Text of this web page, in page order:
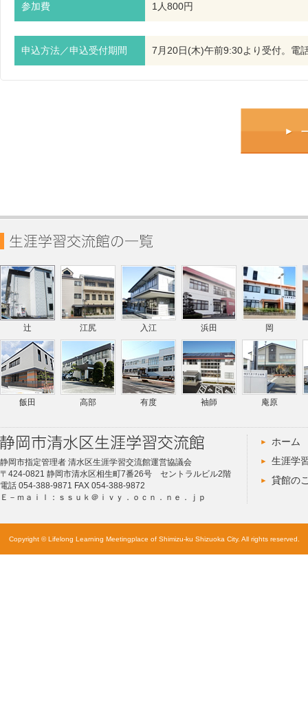
参加費 1人800円
申込方法／申込受付期間 7月20日(木)午前9:30より受付。電
辻 江尻 入江 浜田 岡
飯田 高部 有度 袖師 庵原
静岡市指定管理者 清水区生涯学習交流館運営協議会
〒424-0821 静岡市清水区相生町7番26号 セントラルビル2階
電話 054-388-9871 FAX 054-388-9872
Ｅ－ｍａｉｌ：ｓｓｕｋ＠ｉｖｙ．ｏｃｎ．ｎｅ．ｊｐ
ホーム
生涯学
貸館の
Copyright © Lifelong Learning Meetingplace of Shimizu-ku Shizuoka City. All rights reserved.